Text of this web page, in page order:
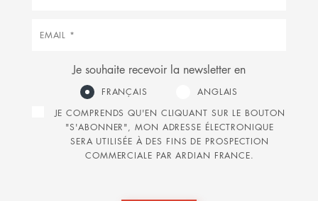
Courriel
Je souhaite recevoir la newsletter en
FRANÇAIS
ANGLAIS
JE COMPRENDS QU'EN CLIQUANT SUR LE BOUTON
"S'ABONNER", MON ADRESSE ÉLECTRONIQUE
SERA UTILISÉE À DES FINS DE PROSPECTION
COMMERCIALE PAR ARDIAN FRANCE.